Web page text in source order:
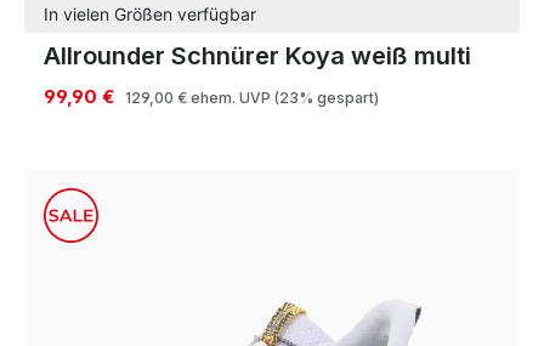
In vielen Größen verfügbar
Allrounder Schnürer Koya weiß multi
99,90 € 129,00 € ehem. UVP (23% gespart)